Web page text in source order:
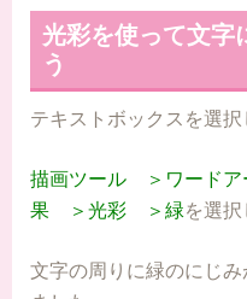
光彩を使って文字
う
テキストボックスを選択
描画ツール ＞ワード
果
＞光彩 ＞緑を選択
文字の周りに緑のにじ